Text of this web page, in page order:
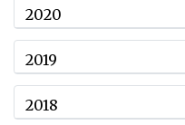
2020
2019
2018